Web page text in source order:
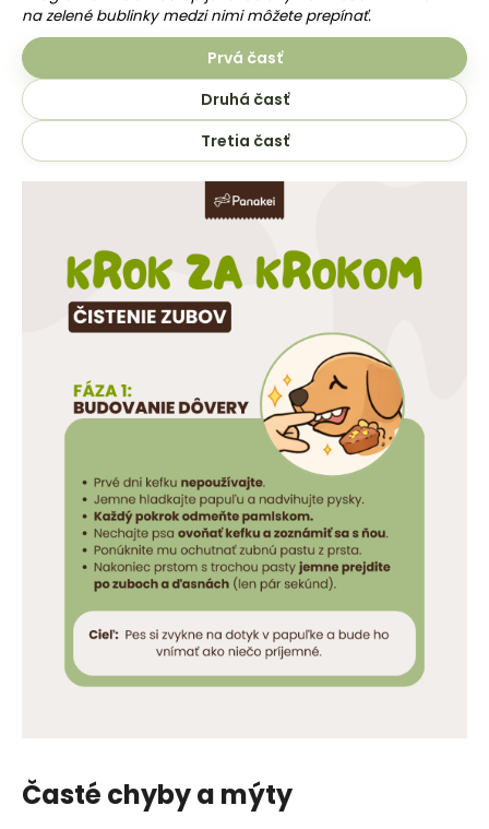
na zelené bublinky medzi nimi môžete prepínať.
Prvá časť
Druhá časť
Tretia časť
Časté chyby a mýty